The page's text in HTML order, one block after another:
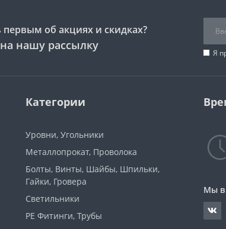
первым об акциях и скидках?
нашу рассылку
Я
Категории
Уровни, Угольники
Металлопрокат, Проволока
Болты, Винты, Шайбы, Шпильки,
Гайки, Гровера
Светильники
PE Фитинги, Трубы
Мы в